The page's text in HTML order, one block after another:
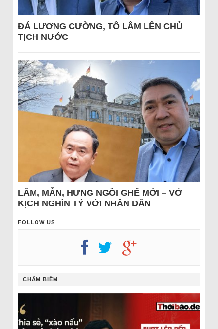
ĐÁ LƯƠNG CƯỜNG, TÔ LÂM LÊN CHỦ
TỊCH NƯỚC
LÂM, MẪN, HƯNG NGỒI GHẾ MỚI – VỞ
KỊCH NGHÌN TỶ VỚI NHÂN DÂN
FOLLOW US
CHÂM BIẾM